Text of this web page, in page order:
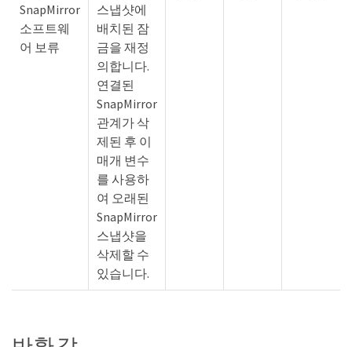
SnapMirror
소프트웨
어 보류
스냅샷에
배치된 잠
금을 재정
의합니다.
연결된
SnapMirror
관계가 삭
제된 후 이
매개 변수
를 사용하
여 오래된
SnapMirror
스냅샷을
삭제할 수
있습니다.